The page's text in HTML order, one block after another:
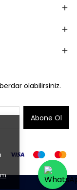
olabilirsiniz.
Abone Ol